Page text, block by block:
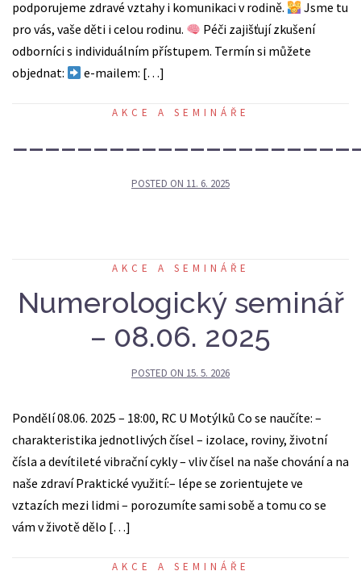
podporujeme zdravé vztahy i komunikaci v rodině.
Jsme tu
pro vás, vaše děti i celou rodinu.
Péči zajišťují zkušení
odborníci s individuálním přístupem. Termín si můžete
objednat:
e-mailem: […]
AKCE A SEMINÁŘE
POSTED ON 11. 6. 2025
AKCE A SEMINÁŘE
Numerologický seminář
– 08.06. 2025
POSTED ON 15. 5. 2026
Pondělí 08.06. 2025 – 18:00, RC U Motýlků Co se naučíte: –
charakteristika jednotlivých čísel – izolace, roviny, životní
čísla a devítileté vibrační cykly – vliv čísel na naše chování a na
naše zdraví Praktické využití:– lépe se zorientujete ve
vztazích mezi lidmi – porozumíte sami sobě a tomu co se
vám v životě dělo […]
AKCE A SEMINÁŘE